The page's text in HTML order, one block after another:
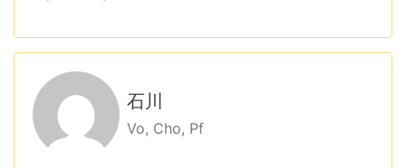
石川
Vo, Cho, Pf